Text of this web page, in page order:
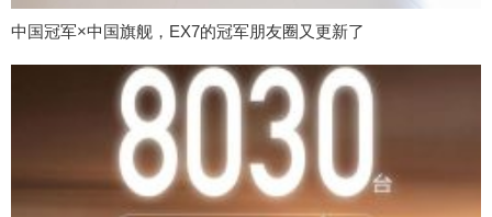
中国冠军×中国旗舰，EX7的冠军朋友圈又更新了